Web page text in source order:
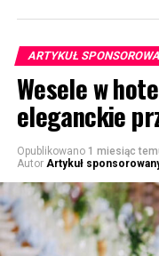
ARTYKUŁ
Wesele w
eleganckie
Opublikowano 1 miesiąc
Autor Artykuł